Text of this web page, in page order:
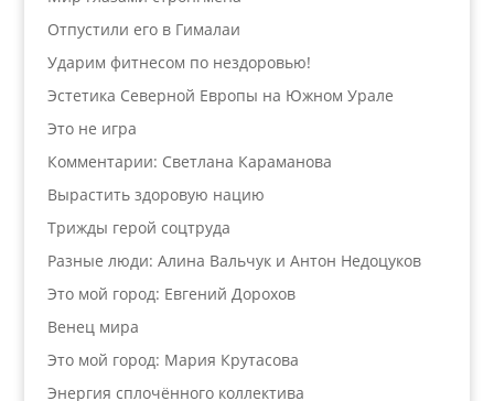
Отпустили его в Гималаи
Ударим фитнесом по нездоровью!
Эстетика Северной Европы на Южном Урале
Это не игра
Комментарии: Светлана Караманова
Вырастить здоровую нацию
Трижды герой соцтруда
Разные люди: Алина Вальчук и Антон Недоцуков
Это мой город: Евгений Дорохов
Венец мира
Это мой город: Мария Крутасова
Энергия сплочённого коллектива